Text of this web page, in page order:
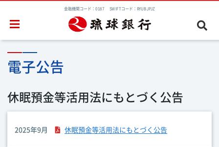
金融機関コード：0187 SWIFTコード：RYUBJPJZ
電子公告
休眠預金等活用法にもとづく公告
2025年9月 休眠預金等活用法にもとづく公告